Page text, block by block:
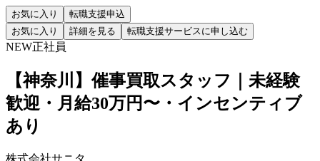
お気に入り
転職支援申込
お気に入り
詳細を見る 転職支援サービスに申し込む
NEW正社員
【神奈川】催事買取スタッフ｜未経験
歓迎・月給30万円〜・インセンティブ
あり